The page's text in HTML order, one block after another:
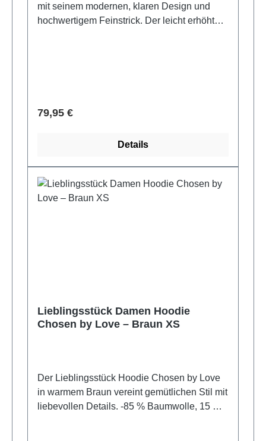
mit seinem modernen, klaren Design und
hochwertigem Feinstrick. Der leicht erhöhte
Polyamid, 4 % Elasthan
Verkaufspreis:
79,95 €
Details
Lieblingsstück Damen Hoodie
Chosen by Love – Braun XS
Der Lieblingsstück Hoodie Chosen by Love
in warmem Braun vereint gemütlichen Stil mit
liebevollen Details. -85 % Baumwolle, 15 %